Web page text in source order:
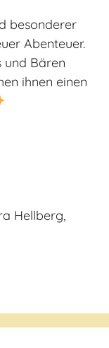
besonderer
Abenteuer.
und Bären
ihnen einen
Hellberg,